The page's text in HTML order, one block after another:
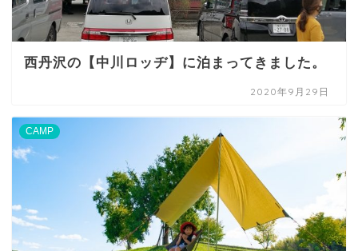
西丹沢の【中川ロッヂ】に泊まってきました。
2020年9月29日
CAMP